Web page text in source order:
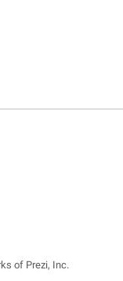
of Prezi, Inc.